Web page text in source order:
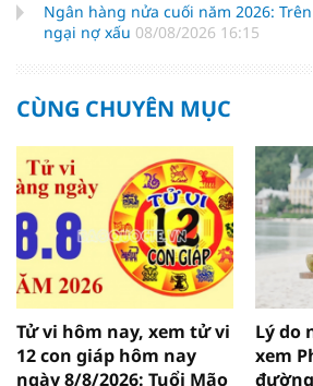
Ngân hàng nửa cuối năm 2026:
ngại nợ xấu 08/08/2026 16:15
CÙNG CHUYÊN MỤC
Tử vi hôm nay, xem tử vi
12 con giáp hôm nay
ngày 8/8/2026: Tuổi Mão
Lý do
xem